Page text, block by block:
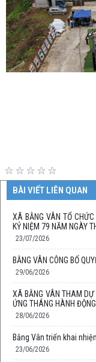
BÀI VIẾT LIÊN QUAN
XÃ BẰNG VÂN TỔ
KỶ NIỆM 79 NĂM NGÀY
23/07/2026
BẰNG VÂN CÔNG BỐ
29/06/2026
XÃ BẰNG VÂN THAM DỰ
ỨNG THÁNG HÀNH
28/06/2026
Bằng Vân triển khai
23/06/2026